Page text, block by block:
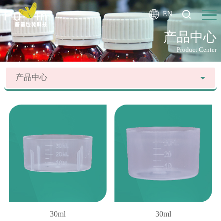
EN
产品中心
Product Center
产品中心
30ml 30ml